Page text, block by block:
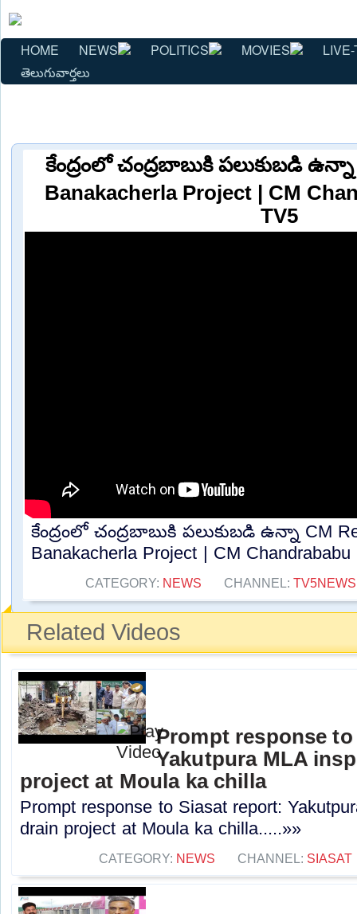
HOME NEWS POLITICS MOVIES
తెలుగువార్తలు
కేంద్రంలో చంద్రబాబుకి పలుకుబడి
Banakacherla Project | CM
TV5
కేంద్రంలో చంద్రబాబుకి పలుకుబడి ఉన్నా CM
Banakacherla Project | CM
CATEGORY: NEWS CHANNEL: TV5NEWS
Related Videos
Prompt response
Yakutpura MLA
project at Moula ka chilla
Prompt response to Siasat report:
drain project at Moula ka chilla.....»»
CATEGORY: NEWS CHANNEL: SIASAT